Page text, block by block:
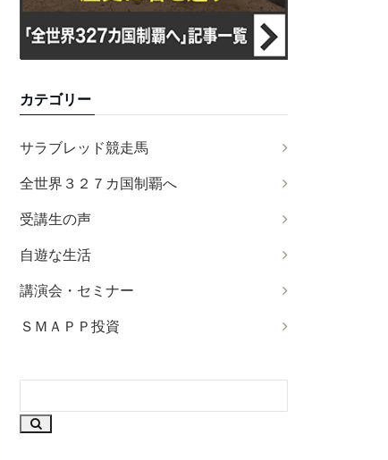
カテゴリー
サラブレッド競走馬
全世界３２７カ国制覇へ
受講生の声
自遊な生活
講演会・セミナー
ＳＭＡＰＰ投資